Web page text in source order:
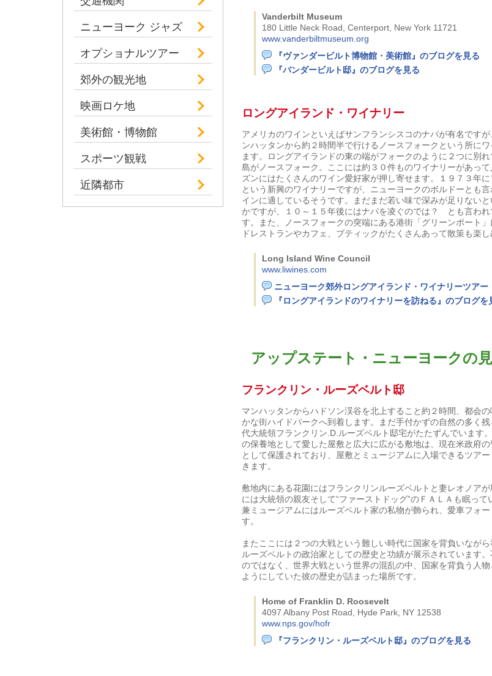
ニューヨーク ジャズ
オプショナルツアー
郊外の観光地
映画ロケ地
美術館・博物館
スポーツ観戦
近隣都市
Vanderbilt Museum
180 Little Neck Road, Centerport, New York 11721
www.vanderbiltmuseum.org
『ヴァンダービルト博物館・美術館』のブログを見る
『バンダービルト邸』のブログを見る
ロングアイランド・ワイナリー
アメリカのワインといえばサンフランシスコのナパが有名です
ンハッタンから約２時間半で行けるノースフォークという所に
ます。ロングアイランドの東の端がフォークのように２つに別
島がノースフォーク。ここには約３０件ものワイナリーがあっ
ズンにはたくさんのワイン愛好家が押し寄せます。１９７３年
という新興のワイナリーですが、ニューヨークのボルドーとも
インに適しているそうです。まだまだ若い味で深みが足りない
かですが、１０～１５年後にはナパを凌ぐのでは？ とも言われ
す。また、ノースフォークの突端にある港街「グリーンポート
ドレストランやカフェ、ブティックがたくさんあって散策も楽し
Long Island Wine Council
www.liwines.com
ニューヨーク郊外ロングアイランド・ワイナリーツアー
『ロングアイランドのワイナリーを訪ねる』のブログを
アップステート・ニューヨークの
フランクリン・ルーズベルト邸
マンハッタンからハドソン渓谷を北上すること約２時間、都会
かな街ハイドパークへ到着します。まだ手付かずの自然の多く
代大統領フランクリン.D.ルーズベルト邸宅がたたずんでいます
の保養地として愛した屋敷と広大に広がる敷地は、現在米政府
として保護されており、屋敷とミュージアムに入場できるツア
きます。
敷地内にある花園にはフランクリンルーズベルトと妻レオノア
には大統領の親友そして“ファーストドッグ”のＦＡＬＡも眠って
兼ミュージアムにはルーズベルト家の私物が飾られ、愛車フォ
す。
またここには２つの大戦という難しい時代に国家を背負いなが
ルーズベルトの政治家としての歴史と功績が展示されています
のではなく、世界大戦という世界の混乱の中、国家を背負う人
ようにしていた彼の歴史が詰まった場所です。
Home of Franklin D. Roosevelt
4097 Albany Post Road, Hyde Park, NY 12538
www.nps.gov/hofr
『フランクリン・ルーズベルト邸』のブログを見る